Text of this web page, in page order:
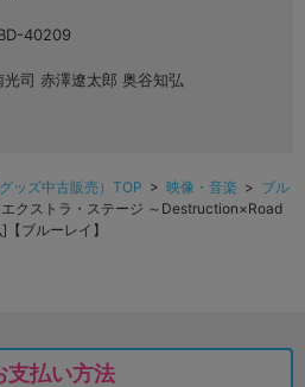
40209
光司 赤澤遼太郎 奥谷知弘
ッズ中古販売）TOP > 映像・音楽 > ブル
クストラ・ステージ ～Destruction×Road
ブルーレイ】
支払い方法